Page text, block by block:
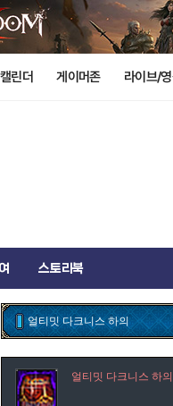
린더 게이머존 라이브/
스토리북
얼티밋 다크니스 하의
얼티밋 다크니스 하의